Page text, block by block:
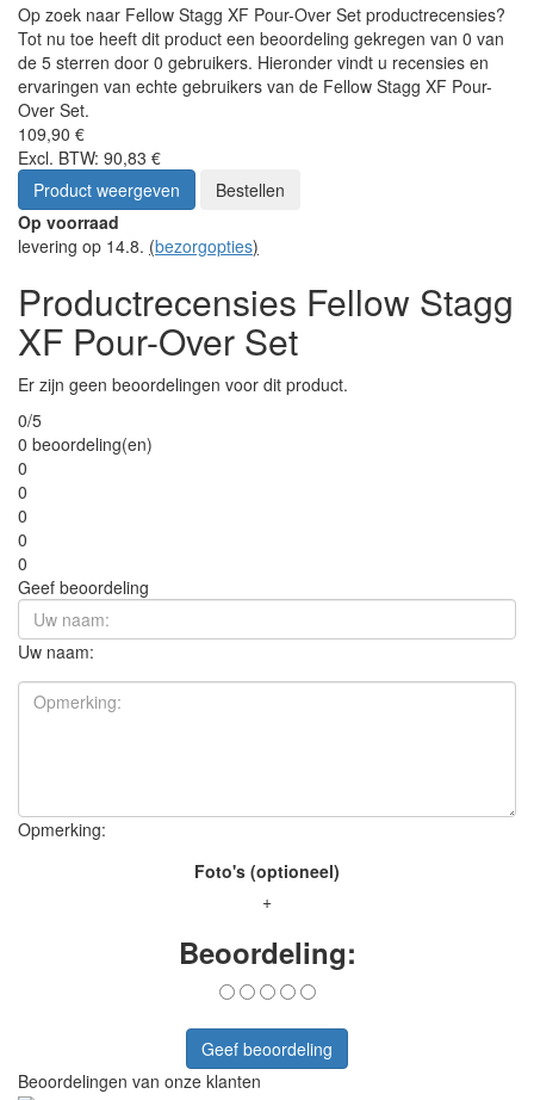
Op zoek naar Fellow Stagg XF Pour-Over Set productrecensies?
Tot nu toe heeft dit product een beoordeling gekregen van 0 van
de 5 sterren door 0 gebruikers. Hieronder vindt u recensies en
ervaringen van echte gebruikers van de Fellow Stagg XF Pour-
Over Set.
109,90 €
Excl. BTW: 90,83 €
Product weergeven
Bestellen
Op voorraad
levering op 14.8. (bezorgopties)
Productrecensies Fellow Stagg
XF Pour-Over Set
Er zijn geen beoordelingen voor dit product.
0/5
0 beoordeling(en)
0
0
0
0
0
Geef beoordeling
Uw naam:
Opmerking:
Foto's (optioneel)
+
Beoordeling:
Geef beoordeling
Beoordelingen van onze klanten